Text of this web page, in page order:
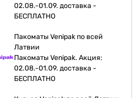
02.08.-01.09. доставка -
БЕСПЛАТНО
Пакоматы Venipak по всей
Латвии
Пакоматы Venipak. Акция:
02.08.-01.09. доставка -
БЕСПЛАТНО